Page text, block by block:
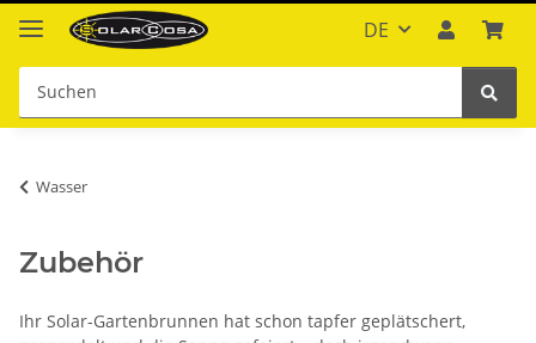
DE
Wasser
Zubehör
Ihr Solar-Gartenbrunnen hat schon tapfer geplätschert,